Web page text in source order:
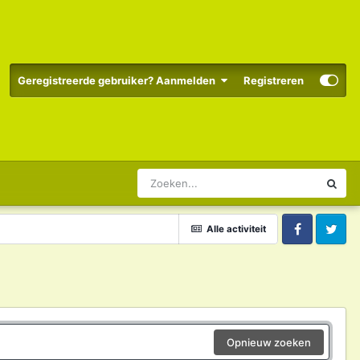
Geregistreerde gebruiker? Aanmelden Registreren
Alle activiteit
FacebookTwitter
Opnieuw zoeken